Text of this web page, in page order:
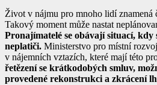
Život v nájmu pro mnoho lidí znamená
Takový moment může nastat
Pronajímatelé se obávají situací, kdy
neplatiči. Ministerstvo pro místní
v nájemních vztazích, které mají této
řetězení se krátkodobých smluv,
provedené rekonstrukci a zkrácení